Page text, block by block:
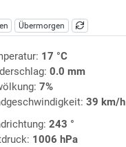
Übermorgen
17 °C
0.0 mm
7%
39 km/h
243 °
1006 hPa